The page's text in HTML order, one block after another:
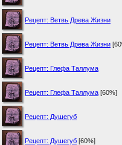
Рецепт: Ветвь Древа Жизни
Рецепт: Ветвь Древа Жизни
Рецепт: Глефа Таллума
Рецепт: Глефа Таллума [60%]
Рецепт: Душегуб
Рецепт: Душегуб [60%]